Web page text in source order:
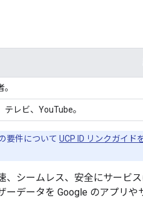
テレビ、YouTube。
要件について UCP ID リンクガイド
シームレス、安全にサービス
ーデータを Google のアプリや